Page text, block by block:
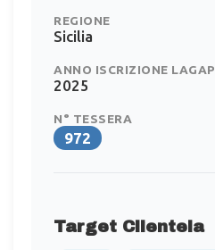
REGIONE
Sicilia
ANNO ISCRIZIONE LAGAP
2025
N° TESSERA
972
Target Clientela